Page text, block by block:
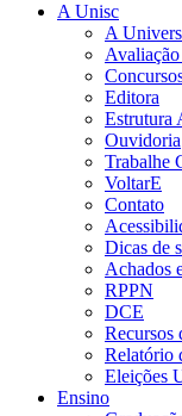
A Unisc
A
Editora
Estrutura
Ouvidoria
Trabalhe
VoltarE
Contato
Dicas de
Achados
RPPN
DCE
Recursos
Relatório
Eleições
Ensino